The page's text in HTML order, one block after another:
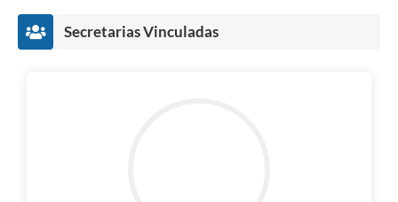
Secretarias Vinculadas